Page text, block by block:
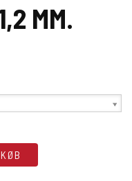
MM.
KØB